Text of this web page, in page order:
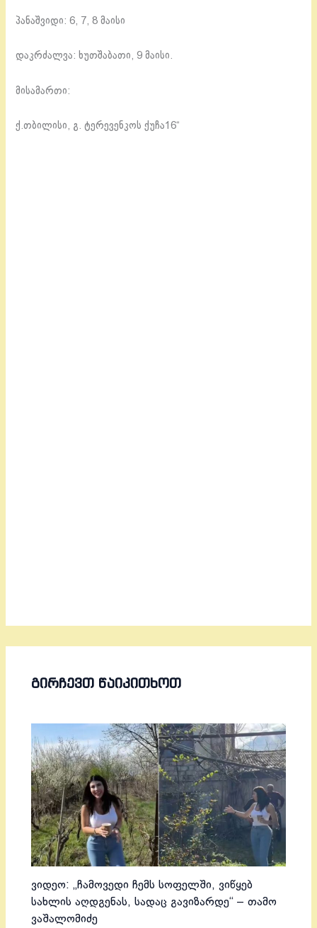
პანაშვიდი: 6, 7, 8 მაისი
დაკრძალვა: ხუთშაბათი, 9 მაისი.
მისამართი:
ქ.თბილისი, გ. ტერევენკოს ქუჩა16“
ᲒᲘᲠᲩᲔᲕᲗ ᲬᲐᲘᲙᲘᲗᲮᲝᲗ
ვიდეო: „ჩამოვედი ჩემს სოფელში, ვიწყებ
სახლის აღდგენას, სადაც გავიზარდე“ – თამო
ვაშალომიძე